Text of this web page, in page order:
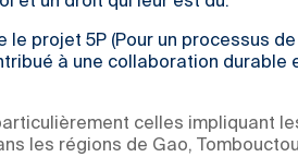
le projet 5P (Pour un processus
à une collaboration durable
celles impliquant
les régions de Gao,